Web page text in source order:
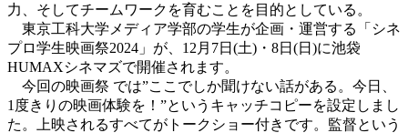
力、そしてチームワークを育むことを目的としている。
東京工科大学メディア学部の学生が企画・運営する「シネ
プロ学生映画祭2024」が、12月7日(土)・8日(日)に池袋
HUMAXシネマズで開催されます。
今回の映画祭 では”ここでしか聞けない話がある。今日、
1度きりの映画体験を！”というキャッチコピーを設定しまし
た。上映されるすべてがトークショー付きです。監督という